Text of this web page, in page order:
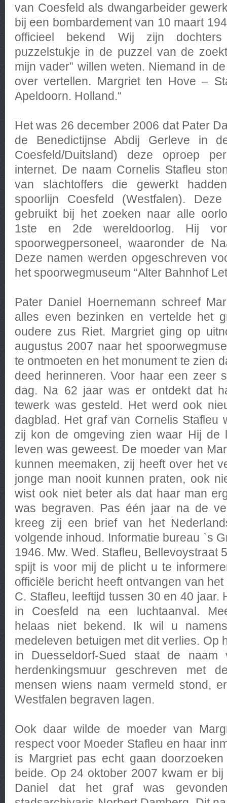
van Coesfeld als dwangarbeider
bij een bombardement van 10 maart
officieel bekend Wij zijn
puzzelstukje in de puzzel van de
mijn vader” willen weten. Niemand in
over vertellen. Margriet ten Hove –
Apeldoorn. Holland.“
Het was 26 december 2006 dat Pater
de Benedictijnse Abdij Gerleve in
Coesfeld/Duitsland) deze oproep
internet. De naam Cornelis Stafleu
van slachtoffers die gewerkt
spoorlijn Coesfeld (Westfalen).
gebruikt bij het zoeken naar alle
1ste en 2de wereldoorlog. Hij
spoorwegpersoneel, waaronder de
Deze namen werden opgeschreven
het spoorwegmuseum “Alter Bahnhof
Pater Daniel Hoernemann schreef
alles even bezinken en vertelde het
oudere zus Riet. Margriet ging op
augustus 2007 naar het
te ontmoeten en het monument te zien
deed herinneren. Voor haar een zeer
dag. Na 62 jaar was er ontdekt dat
tewerk was gesteld. Het werd ook
dagblad. Het graf van Cornelis Stafleu
zij kon de omgeving zien waar Hij de
leven was geweest. De moeder van
kunnen meemaken, zij heeft over het
jonge man nooit kunnen praten, ook
wist ook niet beter als dat haar man
was begraven. Pas één jaar na de
kreeg zij een brief van het
volgende inhoud. Informatie bureau `s
1946. Mw. Wed. Stafleu, Bellevoystraat
spijt is voor mij de plicht u te
officiële bericht heeft ontvangen van
C. Stafleu, leeftijd tussen 30 en 40 jaar.
in Coesfeld na een luchtaanval.
helaas niet bekend. Ik wil u
medeleven betuigen met dit verlies. Op
in Duesseldorf-Sued staat de
herdenkingsmuur geschreven met
mensen wiens naam vermeld stond,
Westfalen begraven lagen.
Ook daar wilde de moeder van
respect voor Moeder Stafleu en haar
is Margriet pas echt gaan
beide. Op 24 oktober 2007 kwam er
Daniel dat het graf was